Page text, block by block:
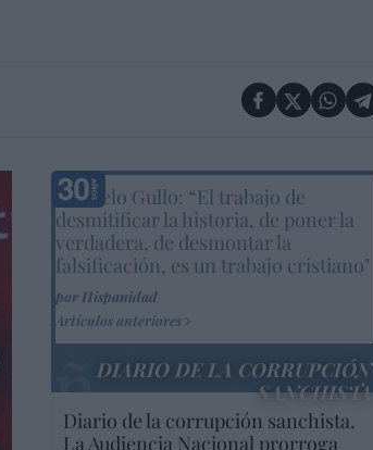
Marcelo Gullo: “El trabajo de
desmitificar la historia, de poner la
verdadera, de desmontar la
falsificación, es un trabajo cristiano"
por Hispanidad
Artículos anteriores
DIARIO DE LA CORRUPCIÓN
SANCHISTA
Diario de la corrupción sanchista.
La Audiencia Nacional prorroga